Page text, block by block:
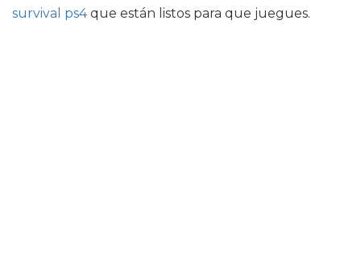
survival ps4que están listos para que juegues.